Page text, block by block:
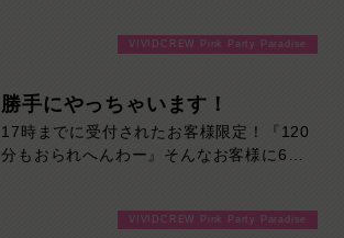
延長を断る気まずさゼロ。
初めての方にも、安心して遊んでいただけ
ら最後まで気楽に楽しめる。
♪初めて会った方でも自然と距離を縮めて
違いなし！当店自慢のS級看板娘です！ぜ
ひ一度、るかさんの魅力を直接体験してみ
てください♪
VIVIDCREW Pink Party Paradise
勝手にやっちゃいます！
17時までに受付されたお客様限定！『120
分もおられへんわー』そんなお客様に60
めるチャンス！たっぷり楽しみたい方は
VIVIDCREW Pink Party Paradise